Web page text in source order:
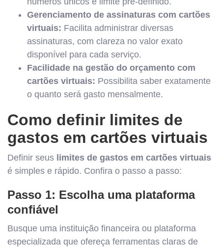
Gerenciamento de assinaturas com cartões
virtuais: Facilita administrar diversas
assinaturas, com clareza no valor exato
disponível para cada serviço.
Facilidade na gestão do orçamento com
cartões virtuais: Possibilita saber exatamente
o quanto será gasto mensalmente.
Como definir limites de
gastos em cartões virtuais
Definir seus limites de gastos em cartões virtuais
é simples e rápido. Confira o passo a passo:
Passo 1: Escolha uma plataforma
confiável
Busque uma instituição financeira ou plataforma
especializada que ofereça ferramentas claras de